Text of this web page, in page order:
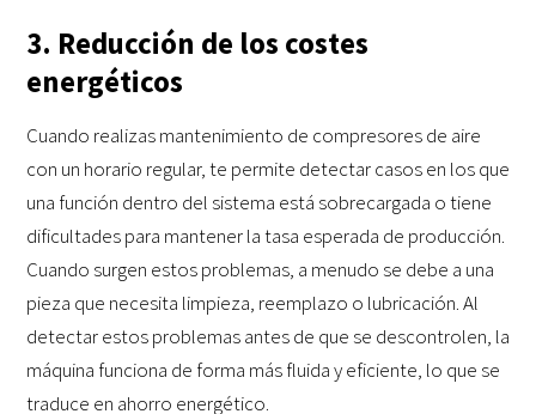
3. Reducción de los costes
energéticos
Cuando realizas mantenimiento de compresores de aire
con un horario regular, te permite detectar casos en los que
una función dentro del sistema está sobrecargada o tiene
dificultades para mantener la tasa esperada de producción.
Cuando surgen estos problemas, a menudo se debe a una
pieza que necesita limpieza, reemplazo o lubricación. Al
detectar estos problemas antes de que se descontrolen, la
máquina funciona de forma más fluida y eficiente, lo que se
traduce en ahorro energético.